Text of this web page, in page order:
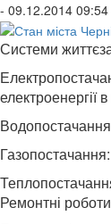
- 09.12.2014 09:54
Системи
електроенергії
Ремонтні